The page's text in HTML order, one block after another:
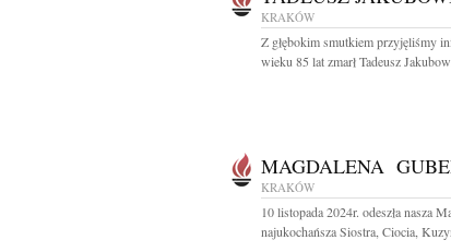
KRAKÓW
Z głębokim smutkiem przyjęliśmy
wieku 85 lat zmarł Tadeusz
MAGDALENA
KRAKÓW
10 listopada 2024r. odeszła nasza
najukochańsza Siostra, Ciocia,